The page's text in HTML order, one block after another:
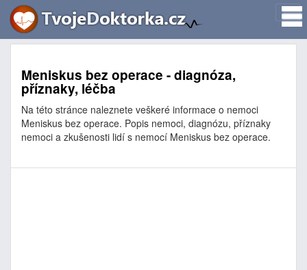
Meniskus bez operace - diagnóza,
příznaky, léčba
Na této stránce naleznete veškeré informace o nemoci
Meniskus bez operace. Popis nemoci, diagnózu, příznaky
nemoci a zkušenosti lidí s nemocí Meniskus bez operace.